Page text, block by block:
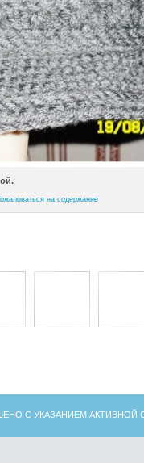
на содержание
С УКАЗАНИЕМ АКТИВНОЙ